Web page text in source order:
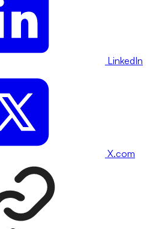
LinkedIn
X.com